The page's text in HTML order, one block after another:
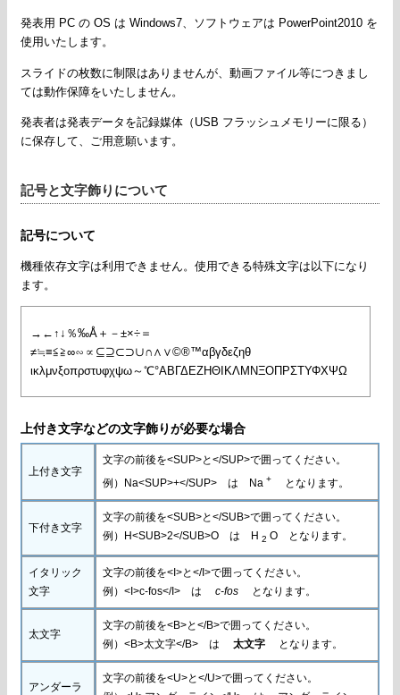
発表用 PC の OS は Windows7、ソフトウェアは PowerPoint2010 を
使用いたします。
スライドの枚数に制限はありませんが、動画ファイル等につきまし
ては動作保障をいたしません。
発表者は発表データを記録媒体（USB フラッシュメモリーに限る）
に保存して、ご用意願います。
記号と文字飾りについて
記号について
機種依存文字は利用できません。使用できる特殊文字は以下になり
ます。
→←↑↓％‰Å＋－±×÷＝
≠≒≡≦≧∞∽∝⊆⊇⊂⊃∪∩∧∨©®™αβγδεζηθ
ικλμνξοπρστυφχψω～℃°ΑΒΓΔΕΖΗΘΙΚΛΜΝΞΟΠΡΣΤΥΦΧΨΩ
上付き文字などの文字飾りが必要な場合
上付き文字
文字の前後を<SUP>と</SUP>で囲ってください。
例）Na<SUP>+</SUP> は Na + となります。
下付き文字
文字の前後を<SUB>と</SUB>で囲ってください。
例）H<SUB>2</SUB>O は H 2 O となります。
イタリック
文字
文字の前後を<I>と</I>で囲ってください。
例）<I>c-fos</I> は c-fos となります。
太文字
文字の前後を<B>と</B>で囲ってください。
例）<B>太文字</B> は 太文字 となります。
アンダーラ
文字の前後を<U>と</U>で囲ってください。